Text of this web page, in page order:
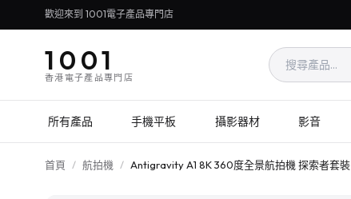
歡迎來到 1001電子產品專門店
1001
香港電子產品專門店
所有產品 手機平板 攝影器材 影音
首頁 / 航拍機 / Antigravity A1 8K 360度全景航拍機 探索者套裝